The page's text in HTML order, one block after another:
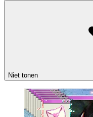
Niet tonen